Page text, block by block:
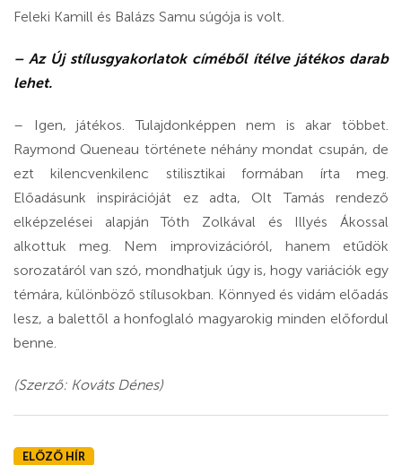
Feleki Kamill és Balázs Samu súgója is volt.
– Az Új stílusgyakorlatok címéből ítélve játékos darab
lehet.
– Igen, játékos. Tulajdonképpen nem is akar többet.
Raymond Queneau története néhány mondat csupán, de
ezt kilencvenkilenc stilisztikai formában írta meg.
Előadásunk inspirációját ez adta, Olt Tamás rendező
elképzelései alapján Tóth Zolkával és Illyés Ákossal
alkottuk meg. Nem improvizációról, hanem etűdök
sorozatáról van szó, mondhatjuk úgy is, hogy variációk egy
témára, különböző stílusokban. Könnyed és vidám előadás
lesz, a balettől a honfoglaló magyarokig minden előfordul
benne.
(Szerző: Kováts Dénes)
ELŐZŐ HÍR